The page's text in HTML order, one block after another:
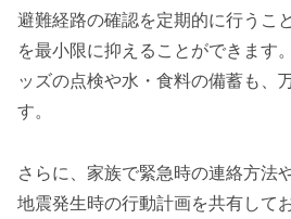
避難経路の確認を定期的に行うこ
を最小限に抑えることができます
ッズの点検や水・食料の備蓄も、
す。
さらに、家族で緊急時の連絡方法
地震発生時の行動計画を共有して